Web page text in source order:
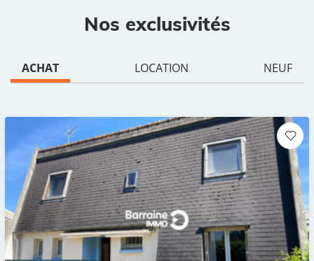
Nos exclusivités
ACHAT LOCATION NEUF